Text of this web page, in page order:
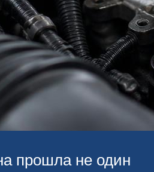
прошла не один